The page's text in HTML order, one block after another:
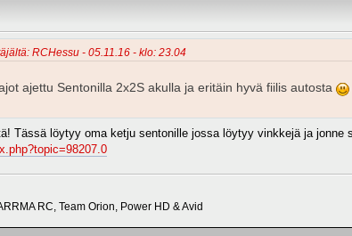
RCHessu - 05.11.16 - klo: 23.04
ajettu Sentonilla 2x2S akulla ja eritäin hyvä fiilis autosta
Tässä löytyy oma ketju sentonille jossa löytyy vinkkejä ja jonne
RC, Team Orion, Power HD & Avid